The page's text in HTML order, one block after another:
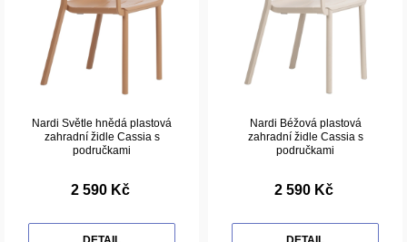
Nardi Světle hnědá plastová
zahradní židle Cassia s
područkami
2 590 Kč
Nardi Béžová plastová
zahradní židle Cassia s
područkami
2 590 Kč